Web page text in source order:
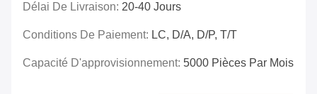
Délai De Livraison: 20-40 Jours
Conditions De Paiement: LC, D/A, D/P, T/T
Capacité D'approvisionnement: 5000 Pièces Par Mois